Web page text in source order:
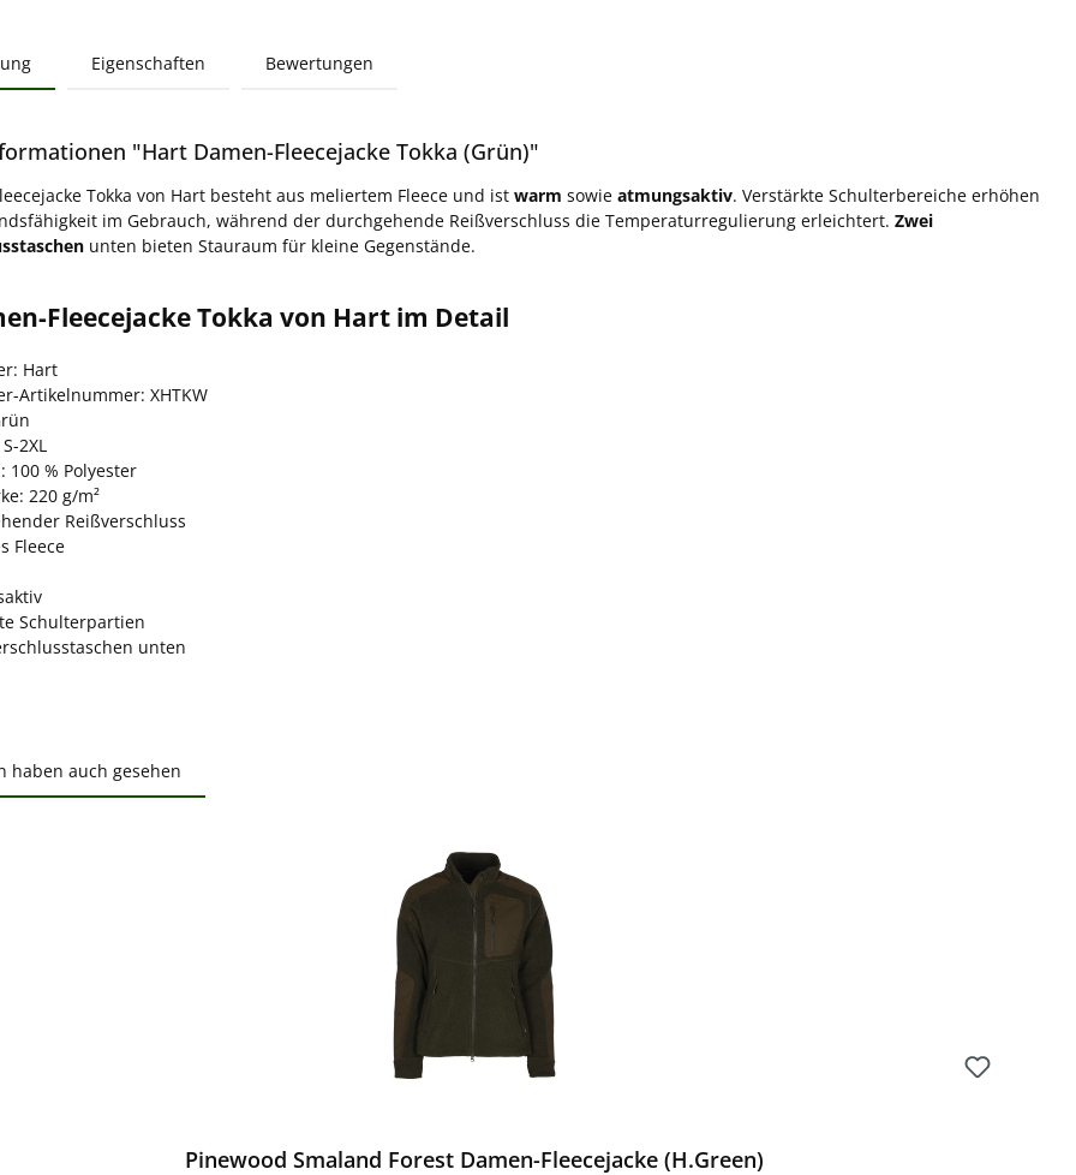
Eigenschaften Bewertungen
"Hart Damen-Fleecejacke Tokka (Grün)"
Tokka von Hart besteht aus meliertem Fleece und ist warm sowie atmungsaktiv. Verstärkte Schulterbereiche erhöhen
im Gebrauch, während der durchgehende Reißverschluss die Temperaturregulierung erleichtert. Zwei
unten bieten Stauraum für kleine Gegenstände.
Fleecejacke Tokka von Hart im Detail
Hart
Artikelnummer: XHTKW
2XL
100 % Polyester
220 g/m²
Reißverschluss
Fleece
Schulterpartien
unten
haben auch gesehen
Pinewood Smaland Forest Damen-Fleecejacke (H.Green)